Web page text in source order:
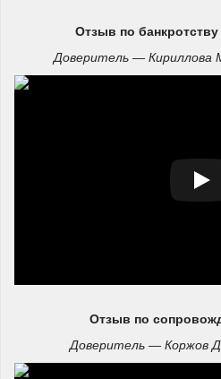
Отзыв по
Доверитель — Кириллова
Отзыв по
Доверитель — Коржов